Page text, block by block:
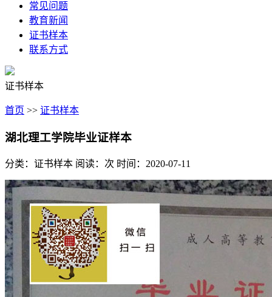
常见问题
教育新闻
证书样本
联系方式
证书样本
首页 >> 证书样本
湖北理工学院毕业证样本
分类：证书样本 阅读： 次 时间：2020-07-11